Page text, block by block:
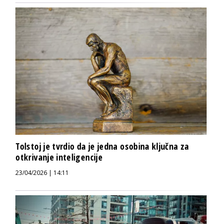
Tolstoj je tvrdio da je jedna osobina ključna za
otkrivanje inteligencije
23/04/2026 | 14:11